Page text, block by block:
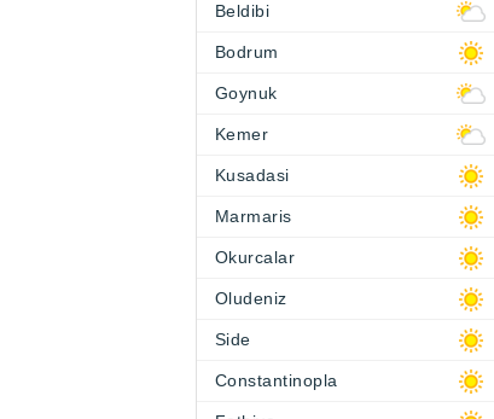
Beldibi
Bodrum
Goynuk
Kemer
Kusadasi
Marmaris
Okurcalar
Oludeniz
Side
Constantinopla